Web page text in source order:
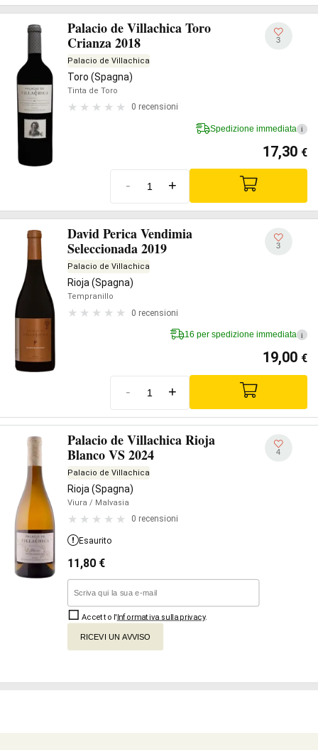
Palacio de Villachica Toro
Crianza 2018
Palacio de Villachica
Toro (Spagna)
Tinta de Toro
0 recensioni
3
Spedizione immediata i
17,30 €
- +
David Perica Vendimia
Seleccionada 2019
Palacio de Villachica
Rioja (Spagna)
Tempranillo
0 recensioni
3
16 per spedizione immediata i
19,00 €
- +
Palacio de Villachica Rioja
Blanco VS 2024
Palacio de Villachica
Rioja (Spagna)
Viura / Malvasia
0 recensioni
4
Esaurito
11,80 €
Accetto l'Informativa sulla privacy.
RICEVI UN AVVISO